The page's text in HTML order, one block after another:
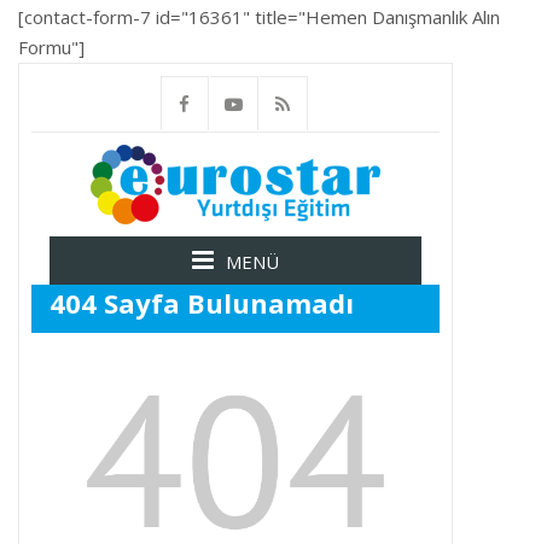
[contact-form-7 id="16361" title="Hemen Danışmanlık Alın
Formu"]